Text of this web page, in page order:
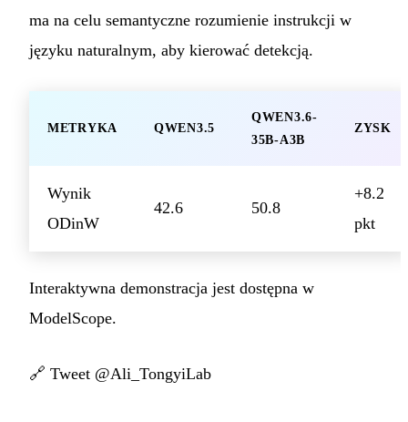
ma na celu semantyczne rozumienie instrukcji w
języku naturalnym, aby kierować detekcją.
METRYKA QWEN3.5
QWEN3.6-
35B-A3B
ZYSK
Wynik
ODinW
42.6 50.8
+8.2
pkt
Interaktywna demonstracja jest dostępna w
ModelScope.
🔗 Tweet @Ali_TongyiLab